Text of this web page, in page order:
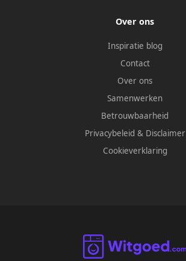
Over ons
Inspiratie blog
Contact
Over ons
Samenwerken
Betrouwbaarheid
Privacybeleid & Disclaimer
Cookieverklaring